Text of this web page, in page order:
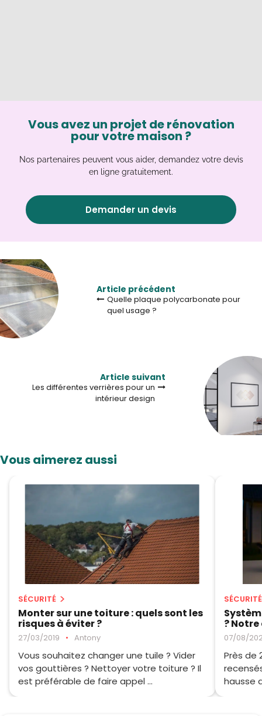
Vous avez un projet de rénovation
pour votre maison ?
Nos partenaires peuvent vous aider, demandez votre devis
en ligne gratuitement.
Demander un devis
Article précédent
Quelle plaque polycarbonate pour
quel usage ?
Article suivant
Les différentes verrières pour un
intérieur design
Vous aimerez aussi
SÉCURITÉ
Monter sur une toiture : quels sont les
risques à éviter ?
27/03/2019 • Antony
Vous souhaitez changer une tuile ? Vider
vos gouttières ? Nettoyer votre toiture ? Il
est préférable de faire appel ...
SÉCURITÉ
?
07/08/
Près de
hausse